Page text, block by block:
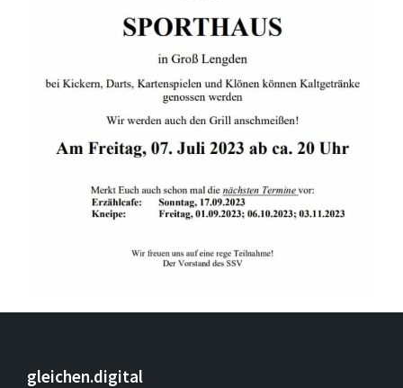
gleichen.digital